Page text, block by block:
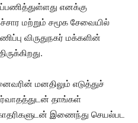
எனக்கு
மற்றும் சமூக சேவையில்
விருதுநகர் மக்களின்
மனதிலும் எடுத்துச்
தாங்கள்
இணைந்து செயல்பட